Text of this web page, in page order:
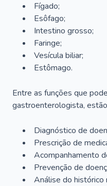
Fígado;
Esôfago;
Intestino grosso;
Faringe;
Vesícula biliar;
Estômago.
Entre as funções que
gastroenterologista,
Diagnóstico de
Prescrição de
Acompanhamento
Prevenção de
Análise do histórico